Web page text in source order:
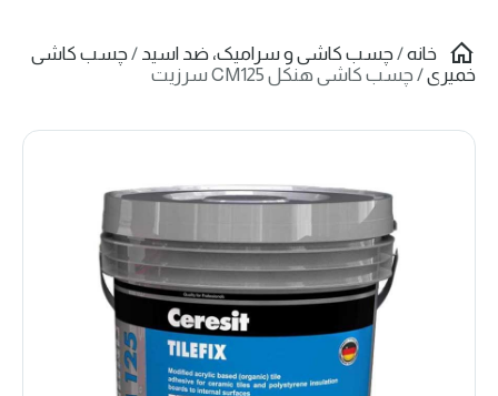
خانه/چسب کاشی و سرامیک، ضد اسید /چسب کاشی
خمیری/ چسب کاشی هنکل CM125 سرزیت